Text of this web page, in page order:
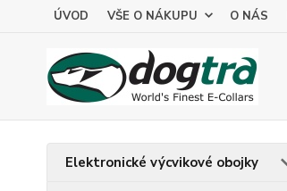
ÚVOD VŠE O NÁKUPU O NÁS
Elektronické výcvikové obojky